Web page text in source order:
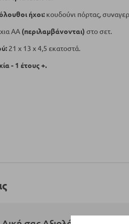
ήχοι: κουδούνι πόρτας,
AA (περιλαμβάνονται) στο σετ.
21 x 13 x 4,5 εκατοστά.
- 1 έτους +.